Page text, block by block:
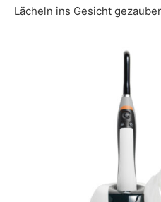
Lächeln ins Gesicht